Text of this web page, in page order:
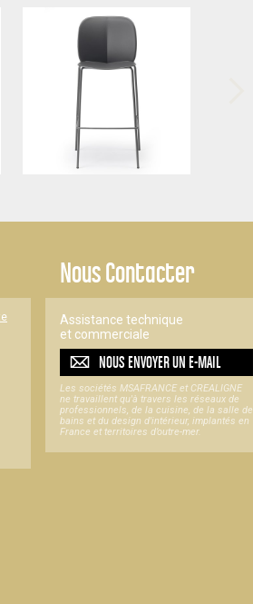
Nous Contacter
Assistance technique
et commerciale
NOUS ENVOYER UNE-MAIL
Les sociétés MSAFRANCE et CREALIGNE
ne travaillent qu'à travers les réseaux de
professionnels, de la cuisine, de la salle de
bains et du design d'intérieur, implantés en
France et territoires d’outre-mer.